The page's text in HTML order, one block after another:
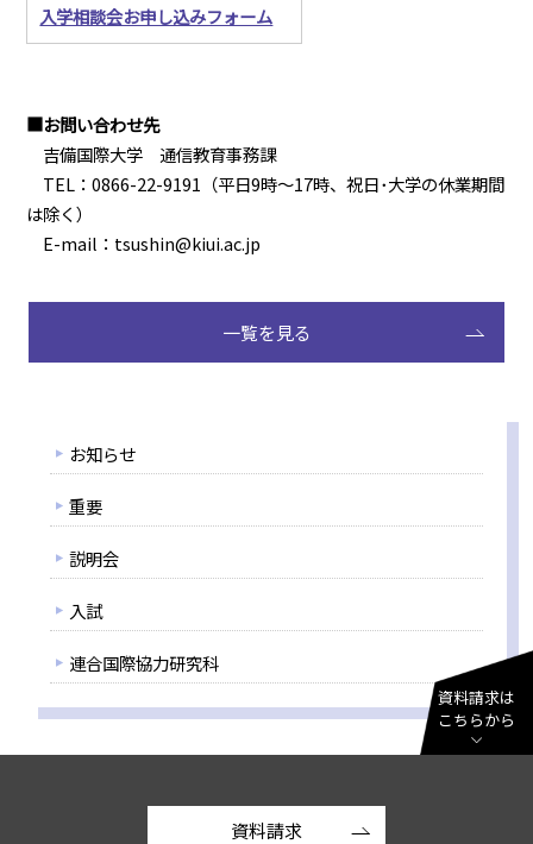
入学相談会お申し込みフォーム
■お問い合わせ先
吉備国際大学 通信教育事務課
TEL：0866-22-9191（平日9時～17時、祝日･大学の休業期間
は除く）
E-mail：tsushin@kiui.ac.jp
一覧を見る
お知らせ
重要
説明会
入試
連合国際協力研究科
資料請求は
こちらから
資料請求